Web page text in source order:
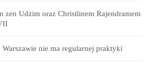
zen Udżim oraz Christlinem Rajendramem
nie ma regularnej praktyki